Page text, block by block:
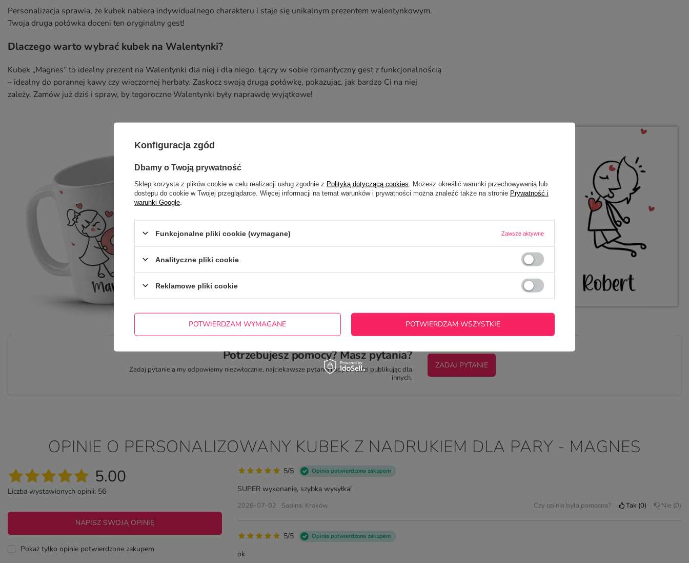
Personalizacja sprawia, że kubek nabiera indywidualnego charakteru i staje się unikalnym prezentem walentynkowym.
Twoja druga połówka doceni ten oryginalny gest!
Dlaczego warto wybrać kubek na Walentynki?
Kubek „Magnes” to idealny prezent na Walentynki dla niej i dla niego. Łączy w sobie romantyczny gest z funkcjonalnością
– idealny do porannej kawy czy wieczornej herbaty. Zaskocz swoją drugą połówkę, pokazując, jak bardzo Ci na niej
zależy. Zamów już dziś i spraw, by tegoroczne Walentynki były naprawdę wyjątkowe!
Potrzebujesz pomocy? Masz pytania?
Zadaj pytanie a my odpowiemy niezwłocznie, najciekawsze pytania i odpowiedzi publikując dla
innych.
ZADAJ PYTANIE
OPINIE O PERSONALIZOWANY KUBEK Z NADRUKIEM DLA PARY - MAGNES
5.00
Liczba wystawionych opinii: 56
NAPISZ SWOJĄ OPINIĘ
Pokaż tylko opinie potwierdzone zakupem
5/5 Opinia potwierdzona zakupem
SUPER wykonanie, szybka wysyłka!
2026-07-02 Sabina, Kraków Czy opinia była pomocna? Tak 0 Nie 0
5/5 Opinia potwierdzona zakupem
ok
Konfiguracja zgód
Dbamy o Twoją prywatność
Sklep korzysta z plików cookie w celu realizacji usług zgodnie z Polityką dotyczącą cookies . Możesz określić warunki przechowywania lub
dostępu do cookie w Twojej przeglądarce. Więcej informacji na temat warunków i prywatności można znaleźć także na stronie Prywatność i
warunki Google
Funkcjonalne pliki cookie (wymagane) Zawsze aktywne
Analityczne pliki cookie
Reklamowe pliki cookie
POTWIERDZAM WYMAGANE POTWIERDZAM WSZYSTKIE